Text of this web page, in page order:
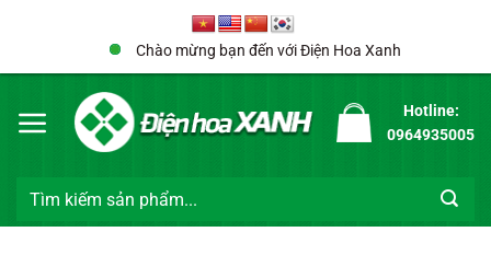
Chào mừng bạn đến với Điện Hoa Xanh
Hotline:
0964935005
Tìm